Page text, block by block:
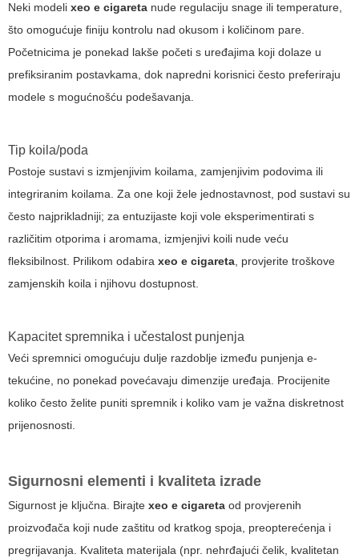
Neki modeli xeo e cigareta nude regulaciju snage ili temperature,
što omogućuje finiju kontrolu nad okusom i količinom pare.
Početnicima je ponekad lakše početi s uređajima koji dolaze u
prefiksiranim postavkama, dok napredni korisnici često preferiraju
modele s mogućnošću podešavanja.
Tip koila/poda
Postoje sustavi s izmjenjivim koilama, zamjenjivim podovima ili
integriranim koilama. Za one koji žele jednostavnost, pod sustavi su
često najprikladniji; za entuzijaste koji vole eksperimentirati s
različitim otporima i aromama, izmjenjivi koili nude veću
fleksibilnost. Prilikom odabira xeo e cigareta , provjerite troškove
zamjenskih koila i njihovu dostupnost.
Kapacitet spremnika i učestalost punjenja
Veći spremnici omogućuju dulje razdoblje između punjenja e-
tekućine, no ponekad povećavaju dimenzije uređaja. Procijenite
koliko često želite puniti spremnik i koliko vam je važna diskretnost
prijenosnosti.
Sigurnosni elementi i kvaliteta izrade
Sigurnost je ključna. Birajte xeo e cigareta od provjerenih
proizvođača koji nude zaštitu od kratkog spoja, preopterećenja i
pregrijavanja. Kvaliteta materijala (npr. nehrđajući čelik, kvalitetan